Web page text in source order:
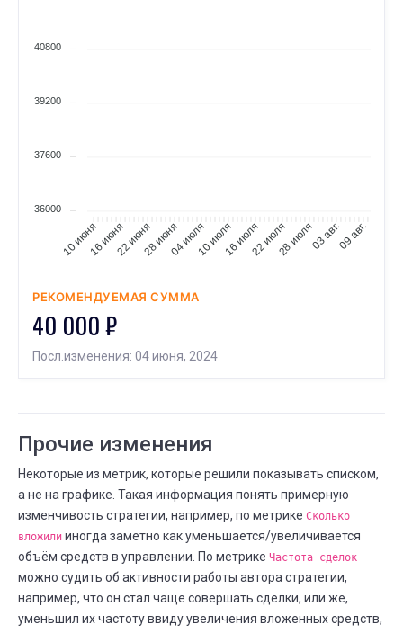
40800
39200
37600
36000
10 июня16 июня22 июня28 июня04 июля10 июля16 июля22 июля28 июля03 авг.09 авг.
РЕКОМЕНДУЕМАЯ СУММА
40 000 ₽
Посл.изменения: 04 июня, 2024
Прочие изменения
Некоторые из метрик, которые решили показывать списком,
а не на графике. Такая информация понять примерную
изменчивость стратегии, например, по метрике Сколько
вложили иногда заметно как уменьшается/увеличивается
объём средств в управлении. По метрике Частота сделок
можно судить об активности работы автора стратегии,
например, что он стал чаще совершать сделки, или же,
уменьшил их частоту ввиду увеличения вложенных средств,